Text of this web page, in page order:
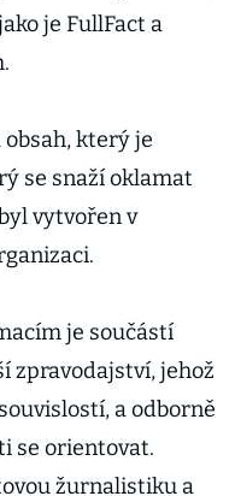
je FullFact a
který je
se snaží oklamat
vytvořen v
je součástí
zpravodajství, jehož
a odborně
se orientovat.
žurnalistiku a